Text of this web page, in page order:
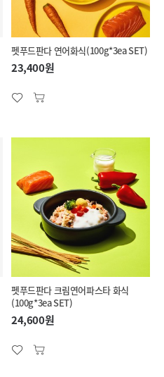
펫푸드판다 연어화식(100g*3ea SET)
23,400원
펫푸드판다 크림연어파스타 화식
(100g*3ea SET)
24,600원